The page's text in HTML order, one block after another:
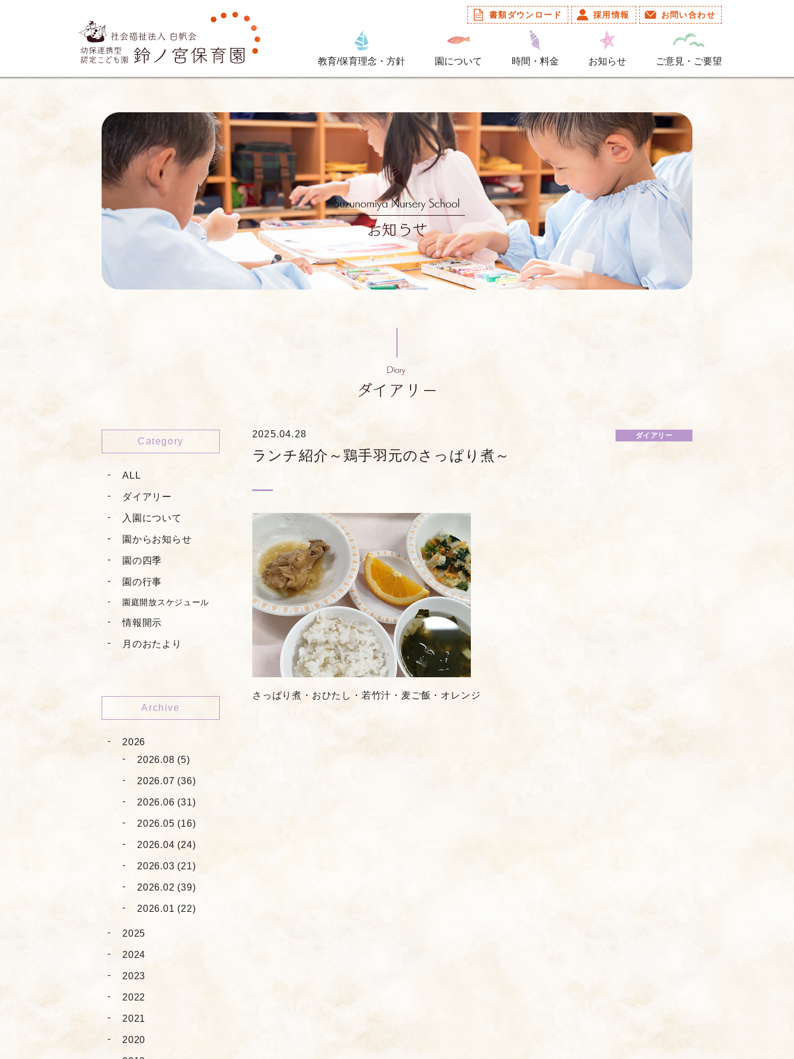
教育/保育理念・方針 園について 時間・料金 お知らせ ご意見・ご要望
書類ダウンロード 採用情報 お問い合わせ
2025.04.28
ランチ紹介～鶏手羽元のさっぱり煮～
ダイアリー
さっぱり煮・おひたし・若竹汁・麦ご飯・オレンジ
Category
ALL
ダイアリー
入園について
園からお知らせ
園の四季
園の行事
園庭開放スケジュール
情報開示
月のおたより
Archive
2026
2026.08 (5)
2026.07 (36)
2026.06 (31)
2026.05 (16)
2026.04 (24)
2026.03 (21)
2026.02 (39)
2026.01 (22)
2025
2024
2023
2022
2021
2020